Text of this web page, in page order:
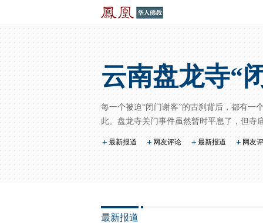
云南盘龙寺“
每一个被迫“闭门谢客”的古刹背后，都有一
此。盘龙寺关门事件虽然暂时平息了，但寺
最新报道 网友评论 最新报道 网友
最新报道